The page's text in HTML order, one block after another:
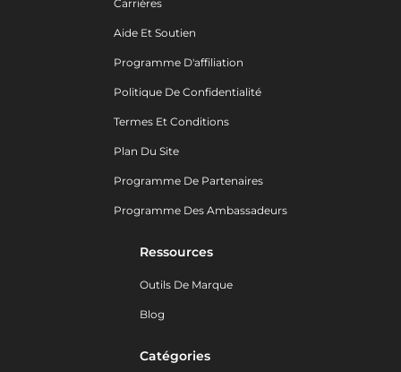
Carrières
Aide Et Soutien
Programme D'affiliation
Politique De Confidentialité
Termes Et Conditions
Plan Du Site
Programme De Partenaires
Programme Des Ambassadeurs
Ressources
Outils De Marque
Blog
Catégories